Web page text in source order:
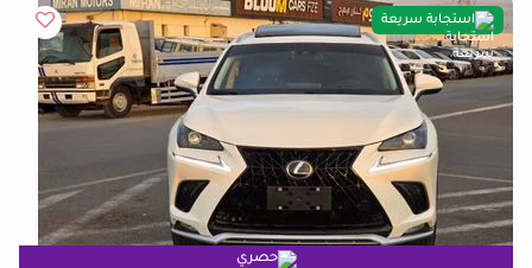
استجابة سريعة
حصري